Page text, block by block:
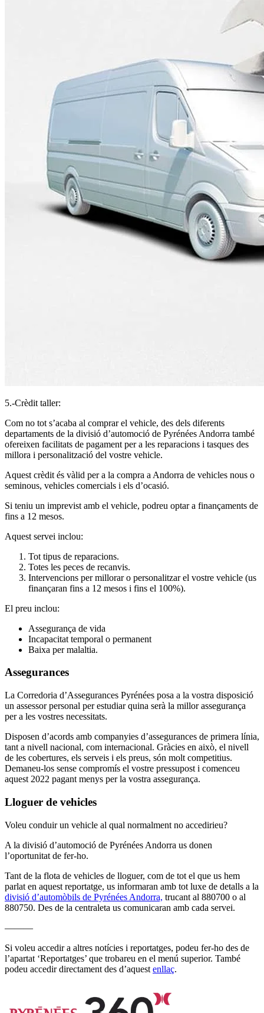
5.-Crèdit taller:
Com no tot s’acaba al comprar el vehicle, des dels diferents
departaments de la divisió d’automoció de Pyrénées Andorra també
ofereixen facilitats de pagament per a les reparacions i tasques des
millora i personalització del vostre vehicle.
Aquest crèdit és vàlid per a la compra a Andorra de vehicles nous o
seminous, vehicles comercials i els d’ocasió.
Si teniu un imprevist amb el vehicle, podreu optar a finançaments de
fins a 12 mesos.
Aquest servei inclou:
Tot tipus de reparacions.
Totes les peces de recanvis.
Intervencions per millorar o personalitzar el vostre vehicle (us
finançaran fins a 12 mesos i fins el 100%).
El preu inclou:
Assegurança de vida
Incapacitat temporal o permanent
Baixa per malaltia.
Assegurances
La Corredoria d’Assegurances Pyrénées posa a la vostra disposició
un assessor personal per estudiar quina serà la millor assegurança
per a les vostres necessitats.
Disposen d’acords amb companyies d’assegurances de primera línia,
tant a nivell nacional, com internacional. Gràcies en això, el nivell
de les cobertures, els serveis i els preus, són molt competitius.
Demaneu-los sense compromís el vostre pressupost i comenceu
aquest 2022 pagant menys per la vostra assegurança.
Lloguer de vehicles
Voleu conduir un vehicle al qual normalment no accedirieu?
A la divisió d’automoció de Pyrénées Andorra us donen
l’oportunitat de fer-ho.
Tant de la flota de vehicles de lloguer, com de tot el que us hem
parlat en aquest reportatge, us informaran amb tot luxe de detalls a la
divisió d’automòbils de Pyrénées Andorra, trucant al 880700 o al
880750. Des de la centraleta us comunicaran amb cada servei.
———
Si voleu accedir a altres notícies i reportatges, podeu fer-ho des de
l’apartat ‘Reportatges’ que trobareu en el menú superior. També
podeu accedir directament des d’aquest enllaç.